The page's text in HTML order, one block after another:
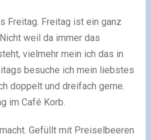
Freitag. Freitag ist ein ganz
weil da immer das
vielmehr mein ich das in
besuche ich mein liebstes
doppelt und dreifach gerne.
im Café Korb.
Gefüllt mit Preiselbeeren